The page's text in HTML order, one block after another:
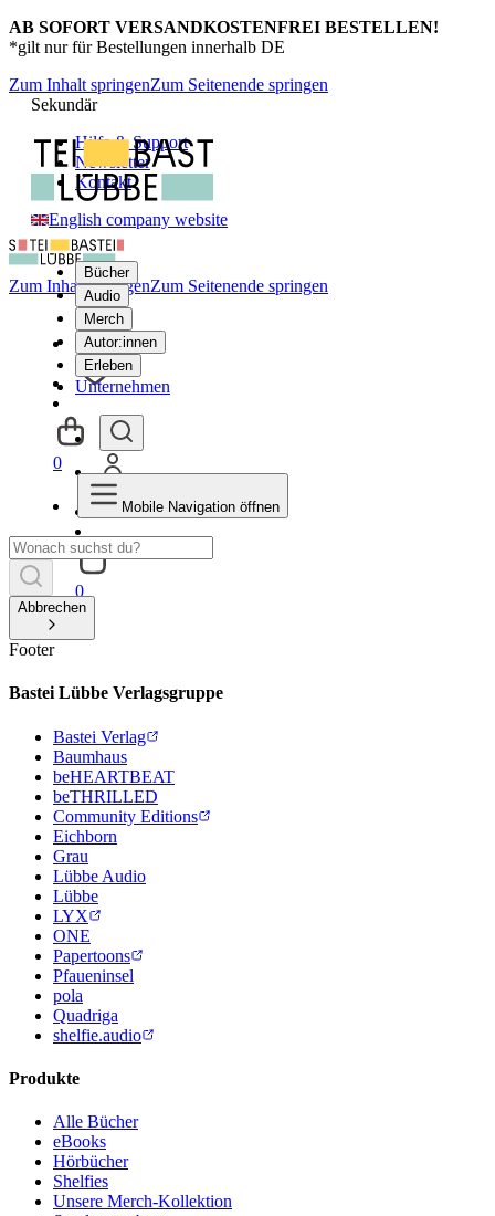
AB SOFORT VERSANDKOSTENFREI BESTELLEN!
*gilt nur für Bestellungen innerhalb DE
Zum Inhalt springenZum Seitenende springen
Sekundär
Hilfe & Support
Newsletter
Kontakt
English company website
Bücher
Audio
Merch
Autor:innen
Erleben
Unternehmen
0
Zum Inhalt springenZum Seitenende springen
0
Mobile Navigation öffnen
Abbrechen
Footer
Bastei Lübbe Verlagsgruppe
Bastei Verlag
Baumhaus
beHEARTBEAT
beTHRILLED
Community Editions
Eichborn
Grau
Lübbe Audio
Lübbe
LYX
ONE
Papertoons
Pfaueninsel
pola
Quadriga
shelfie.audio
Produkte
Alle Bücher
eBooks
Hörbücher
Shelfies
Unsere Merch-Kollektion